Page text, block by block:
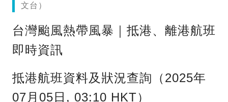
文台）
台灣颱風熱帶風暴｜抵港、離港航班
即時資訊
抵港航班資料及狀況查詢（2025年
07月05日, 03:10 HKT）